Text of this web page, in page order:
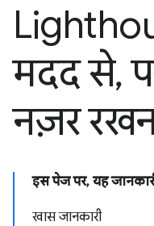
मदद से,
नज़र
इस पेज पर, यह
खास जानकारी